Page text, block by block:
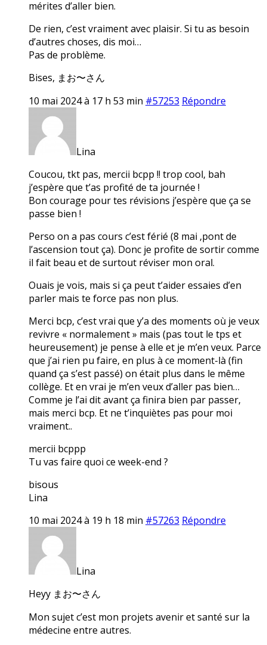
mérites d’aller bien.
De rien, c’est vraiment avec plaisir. Si tu as besoin
d’autres choses, dis moi…
Pas de problème.
Bises, まお〜さん
10 mai 2024 à 17 h 53 min #57253 Répondre
Lina
Coucou, tkt pas, mercii bcpp !! trop cool, bah
j’espère que t’as profité de ta journée !
Bon courage pour tes révisions j’espère que ça se
passe bien !
Perso on a pas cours c’est férié (8 mai ,pont de
l’ascension tout ça). Donc je profite de sortir comme
il fait beau et de surtout réviser mon oral.
Ouais je vois, mais si ça peut t’aider essaies d’en
parler mais te force pas non plus.
Merci bcp, c’est vrai que y’a des moments où je veux
revivre « normalement » mais (pas tout le tps et
heureusement) je pense à elle et je m’en veux. Parce
que j’ai rien pu faire, en plus à ce moment-là (fin
quand ça s’est passé) on était plus dans le même
collège. Et en vrai je m’en veux d’aller pas bien…
Comme je l’ai dit avant ça finira bien par passer,
mais merci bcp. Et ne t’inquiètes pas pour moi
vraiment..
mercii bcppp
Tu vas faire quoi ce week-end ?
bisous
Lina
10 mai 2024 à 19 h 18 min #57263 Répondre
Lina
Heyy まお〜さん
Mon sujet c’est mon projets avenir et santé sur la
médecine entre autres.